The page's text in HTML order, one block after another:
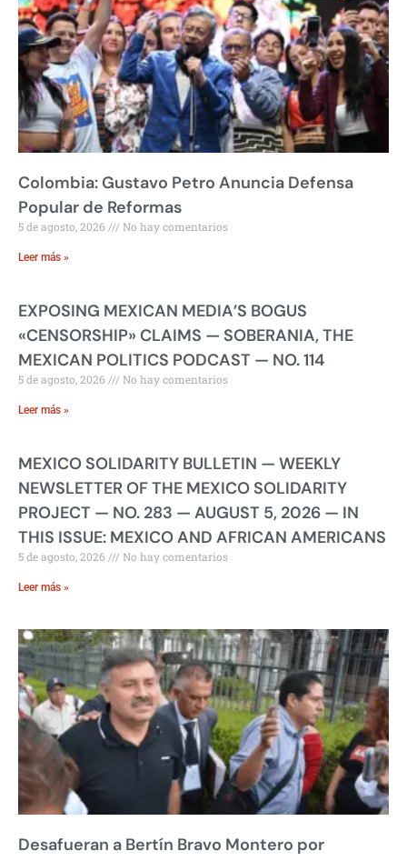
Colombia: Gustavo Petro Anuncia Defensa
Popular de Reformas
5 de agosto, 2026 No hay comentarios
Leer más »
EXPOSING MEXICAN MEDIA’S BOGUS
«CENSORSHIP» CLAIMS — SOBERANIA, THE
MEXICAN POLITICS PODCAST — NO. 114
5 de agosto, 2026 No hay comentarios
Leer más »
MEXICO SOLIDARITY BULLETIN — WEEKLY
NEWSLETTER OF THE MEXICO SOLIDARITY
PROJECT — NO. 283 — AUGUST 5, 2026 — IN
THIS ISSUE: MEXICO AND AFRICAN AMERICANS
5 de agosto, 2026 No hay comentarios
Leer más »
Desafueran a Bertín Bravo Montero por